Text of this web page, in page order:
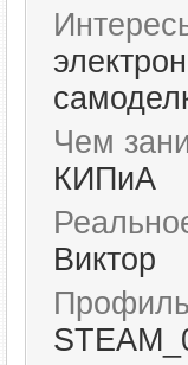
Чем
КИПиА
Виктор